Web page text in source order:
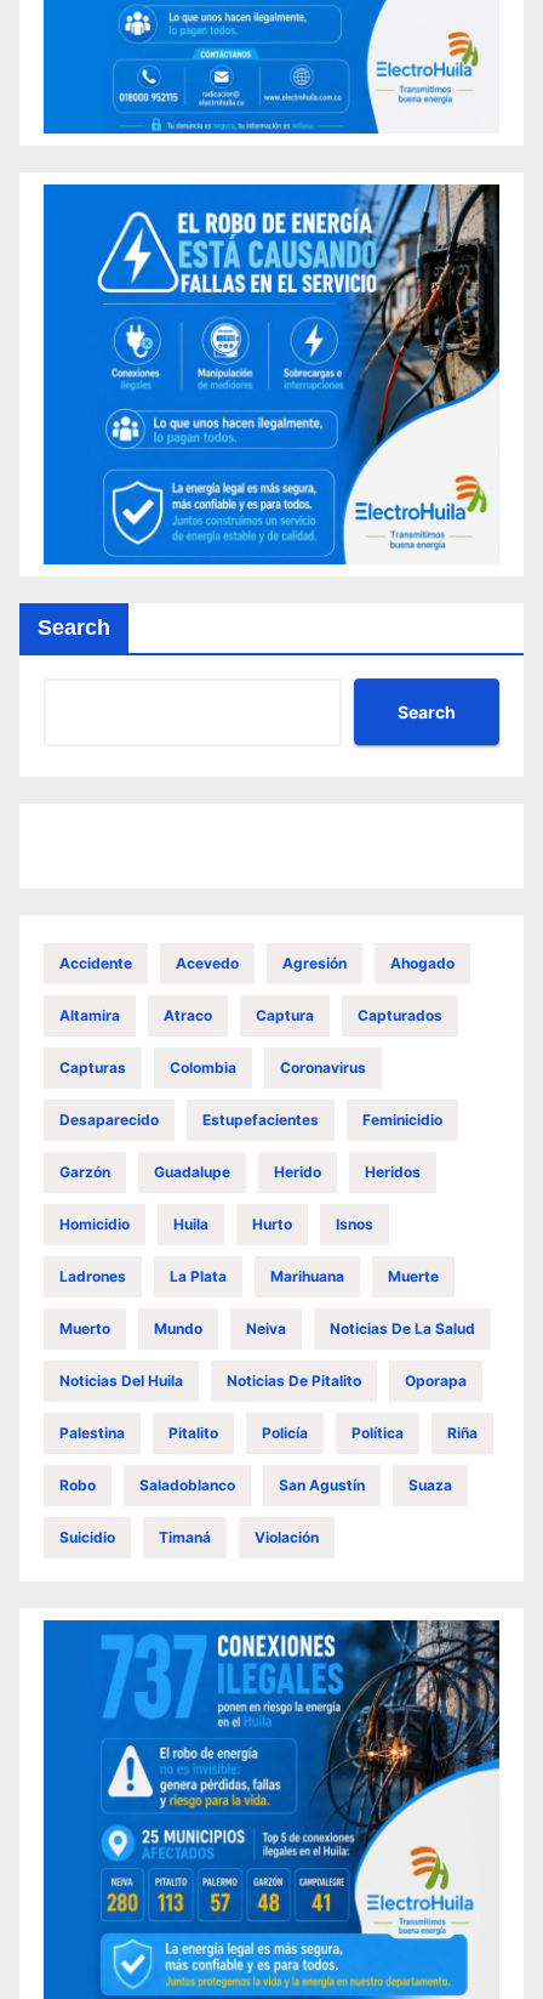
Search
Search
Accidente Acevedo Agresión Ahogado
Altamira Atraco Captura Capturados
Capturas Colombia Coronavirus
Desaparecido Estupefacientes Feminicidio
Garzón Guadalupe Herido Heridos
Homicidio Huila Hurto Isnos
Ladrones La Plata Marihuana Muerte
Muerto Mundo Neiva Noticias De La Salud
Noticias Del Huila Noticias De Pitalito Oporapa
Palestina Pitalito Policía Política Riña
Robo Saladoblanco San Agustín Suaza
Suicidio Timaná Violación